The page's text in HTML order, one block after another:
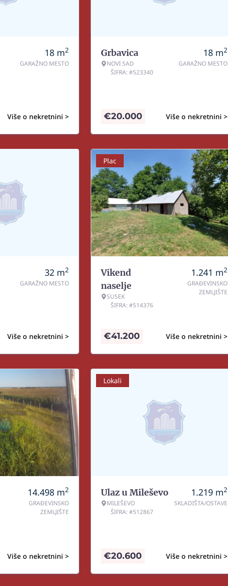
18 m2
GARAŽNO MESTO
Više o nekretnini >
Grbavica
NOVI SAD
ŠIFRA: #523340
18 m2
GARAŽNO MESTO
Više o nekretnini >
€20.000
32 m2
GARAŽNO MESTO
Više o nekretnini >
Plac
Vikend
naselje
SUSEK
ŠIFRA: #514376
1.241 m2
GRAĐEVINSKO
ZEMLJIŠTE
Više o nekretnini >
€41.200
14.498 m2
GRAĐEVINSKO
ZEMLJIŠTE
Više o nekretnini >
Lokali
Ulaz u Mileševo
MILEŠEVO
ŠIFRA: #512867
1.219 m2
SKLADIŠTA/OSTAVE
Više o nekretnini >
€20.600